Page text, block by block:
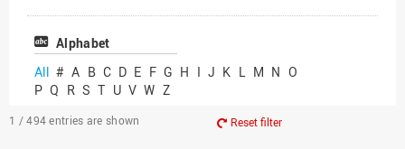
Vielfältiges Forschen
Alphabet
All # A B C D E F G H I J K L M N O
P Q R S T U V W Z
1 / 494 entries are shown Reset filter